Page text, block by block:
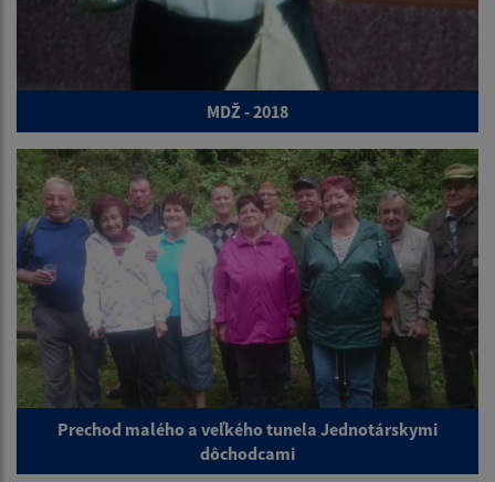
MDŽ - 2018
Prechod malého a veľkého tunela Jednotárskymi
dôchodcami